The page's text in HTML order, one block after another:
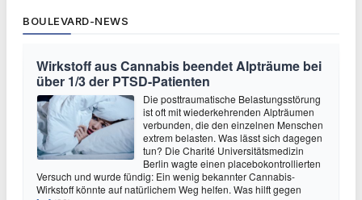
BOULEVARD-NEWS
Wirkstoff aus Cannabis beendet Alpträume bei
über 1/3 der PTSD-Patienten
Die posttraumatische Belastungsstörung
ist oft mit wiederkehrenden Alpträumen
verbunden, die den einzelnen Menschen
extrem belasten. Was lässt sich dagegen
tun? Die Charité Universitätsmedizin
Berlin wagte einen placebokontrollierten
Versuch und wurde fündig: Ein wenig bekannter Cannabis-
Wirkstoff könnte auf natürlichem Weg helfen. Was hilft gegen